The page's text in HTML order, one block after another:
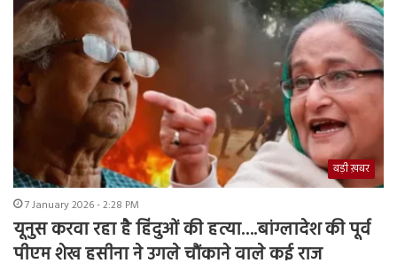
बड़ी ख़बर
7 January 2026 - 2:28 PM
यूनुस करवा रहा है हिंदुओं की हत्या….बांग्लादेश की पूर्व
पीएम शेख हसीना ने उगले चौंकाने वाले कई राज